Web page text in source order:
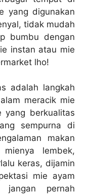
yang digunakan
tidak mudah
bumbu dengan
instan atau mie
lho!
adalah langkah
meracik mie
yang berkualitas
sempurna di
makan
lembek,
keras, dijamin
mie ayam
pernah